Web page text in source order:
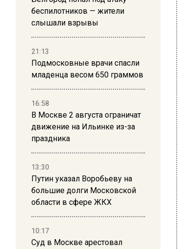
беспилотников — жители
слышали взрывы
21:13
Подмосковные врачи спасли
младенца весом 650 граммов
16:58
В Москве 2 августа ограничат
движение на Ильинке из-за
праздника
13:30
Путин указал Воробьеву на
большие долги Московской
области в сфере ЖКХ
10:17
Суд в Москве арестовал